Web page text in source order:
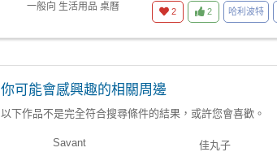
一般向 生活用品 桌曆 2 2 哈利波特
你可能會感興趣的相關周邊
以下作品不是完全符合搜尋條件的結果，或許您會喜歡。
Savant 佳丸子